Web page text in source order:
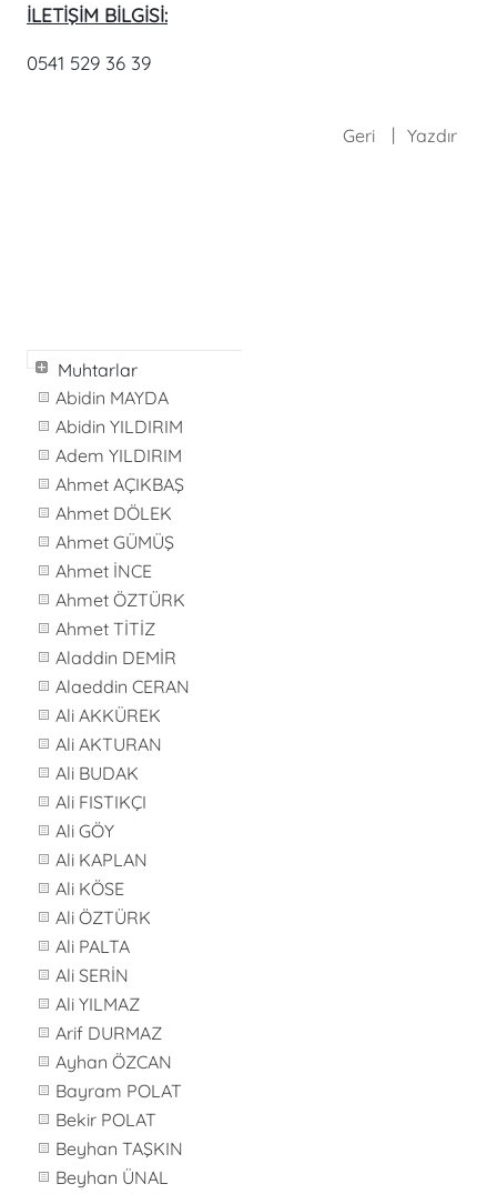
İLETİŞİM BİLGİSİ:
0541 529 36 39
Geri Yazdır
Muhtarlar
Abidin MAYDA
Abidin YILDIRIM
Adem YILDIRIM
Ahmet AÇIKBAŞ
Ahmet DÖLEK
Ahmet GÜMÜŞ
Ahmet İNCE
Ahmet ÖZTÜRK
Ahmet TİTİZ
Aladdin DEMİR
Alaeddin CERAN
Ali AKKÜREK
Ali AKTURAN
Ali BUDAK
Ali FISTIKÇI
Ali GÖY
Ali KAPLAN
Ali KÖSE
Ali ÖZTÜRK
Ali PALTA
Ali SERİN
Ali YILMAZ
Arif DURMAZ
Ayhan ÖZCAN
Bayram POLAT
Bekir POLAT
Beyhan TAŞKIN
Beyhan ÜNAL